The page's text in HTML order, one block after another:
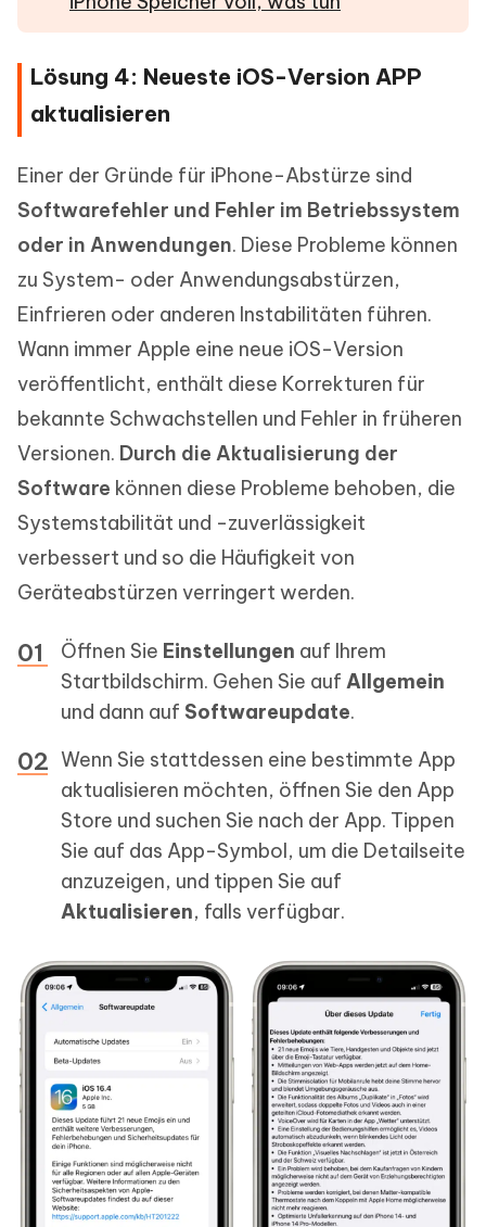
Lösung 4: Neueste iOS-Version APP
aktualisieren
Einer der Gründe für iPhone-Abstürze sind
Softwarefehler und Fehler im Betriebssystem
oder in Anwendungen. Diese Probleme können
zu System- oder Anwendungsabstürzen,
Einfrieren oder anderen Instabilitäten führen.
Wann immer Apple eine neue iOS-Version
veröffentlicht, enthält diese Korrekturen für
bekannte Schwachstellen und Fehler in früheren
Versionen. Durch die Aktualisierung der
Software können diese Probleme behoben, die
Systemstabilität und -zuverlässigkeit
verbessert und so die Häufigkeit von
Geräteabstürzen verringert werden.
Öffnen Sie Einstellungen auf Ihrem
Startbildschirm. Gehen Sie auf Allgemein
und dann auf Softwareupdate.
Wenn Sie stattdessen eine bestimmte App
aktualisieren möchten, öffnen Sie den App
Store und suchen Sie nach der App. Tippen
Sie auf das App-Symbol, um die Detailseite
anzuzeigen, und tippen Sie auf
Aktualisieren, falls verfügbar.